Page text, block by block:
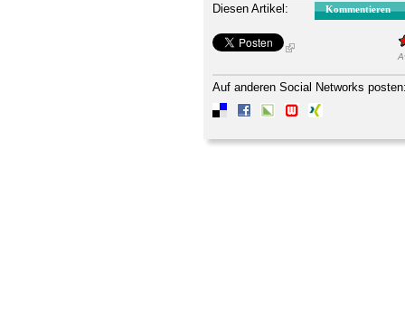
Diesen Artikel: Kommentieren
Auf anderen Social Networks